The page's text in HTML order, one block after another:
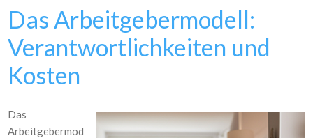
Das Arbeitgebermodell:
Verantwortlichkeiten und
Kosten
Das
Arbeitgebermod